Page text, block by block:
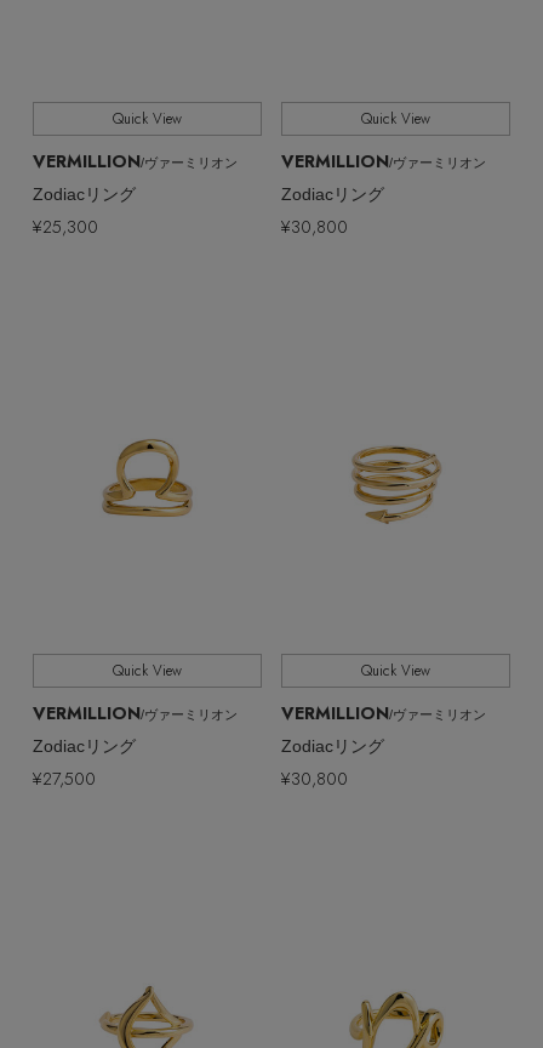
Quick View
VERMILLION/ヴァーミリオン
Zodiacリング
¥25,300
Quick View
VERMILLION/ヴァーミリオン
Zodiacリング
¥30,800
Quick View
VERMILLION/ヴァーミリオン
Zodiacリング
¥27,500
Quick View
VERMILLION/ヴァーミリオン
Zodiacリング
¥30,800